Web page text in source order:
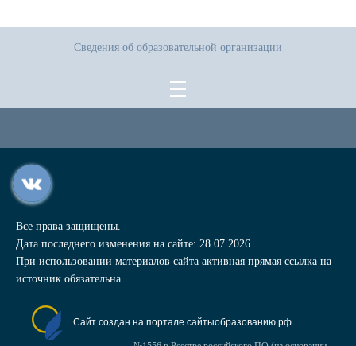
Сведения об образовательной организации
Все права защищены.
Дата последнего изменения на сайте: 28.07.2026
При использовании материалов сайта активная прямая ссылка на
источник обязательна
Сайт создан на портале сайтыобразованию.рф